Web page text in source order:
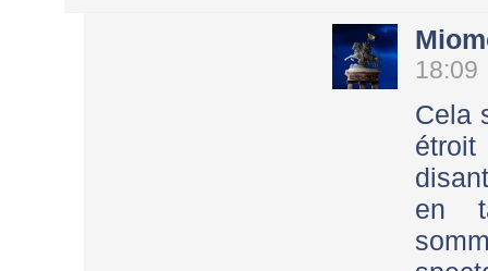
18:09
Cela
étroit
en